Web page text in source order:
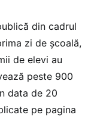
din cadrul
zi de școală,
de elevi au
peste 900
data de 20
pe pagina